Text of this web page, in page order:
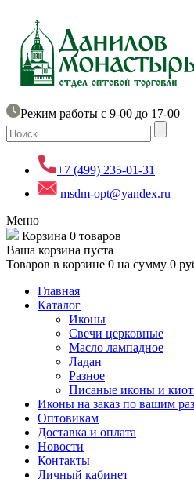
Режим работы с 9-00 до 17-00
+7 (499) 235-01-31
msdm-opt@yandex.ru
Меню
Корзина 0 товаров
Ваша корзина пуста
Товаров в корзине 0 на сумму 0
Главная
Каталог
Иконы
Свечи церковные
Масло лампадное
Ладан
Разное
Писаные иконы и
Иконы на заказ по вашим
Оптовикам
Доставка и оплата
Новости
Контакты
Личный кабинет